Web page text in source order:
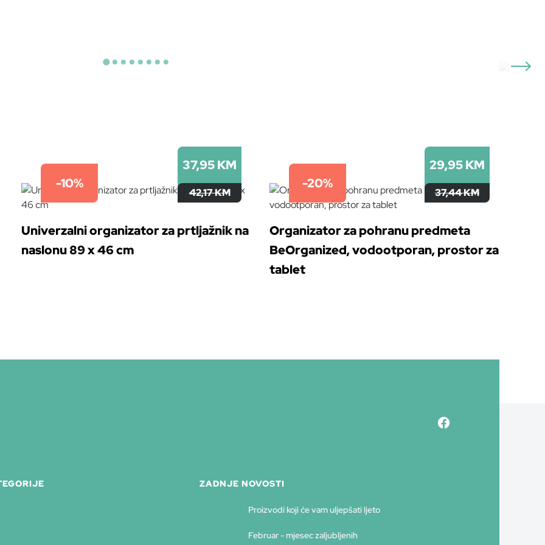
-10%
37,95 KM
42,17 KM
Univerzalni organizator za prtljažnik na
naslonu 89 x 46 cm
-20%
29,95 KM
37,44 KM
Organizator za pohranu predmeta
BeOrganized, vodootporan, prostor za
tablet
ZADNJE NOVOSTI
Proizvodi koji će vam uljepšati ljeto
Februar - mjesec zaljubljenih